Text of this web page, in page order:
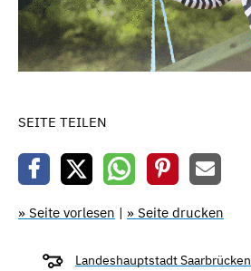
SEITE TEILEN
» Seite vorlesen | » Seite drucken
Landeshauptstadt Saarbrücken